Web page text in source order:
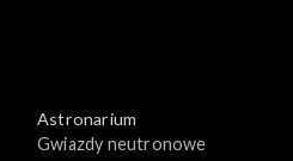
Astronarium
Gwiazdy neutronowe